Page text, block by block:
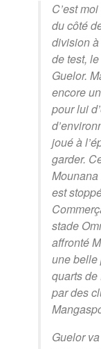
C’est
du côté
division à
de test,
Guelor.
encore
pour lui
joué à
garder.
est
stade
affronté
une belle
quarts
par des
Guelor